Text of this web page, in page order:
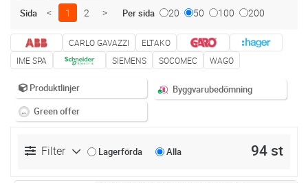
Sida < 1 2 > Per sida 20 50 100 200
CARLO GAVAZZI
ELTAKO
IME SPA
SIEMENS SOCOMEC WAGO
Produktlinjer
Byggvarubedömning
Green offer
Filter Lagerförda Alla 94 st